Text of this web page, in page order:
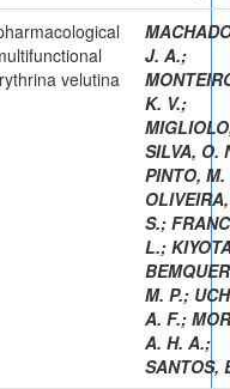
velutina
J. A.;
K. V.;
SILVA, O.
PINTO, M.
S.;
L.;
M. P.;
A. F.;
A. H. A.;
SANTOS,